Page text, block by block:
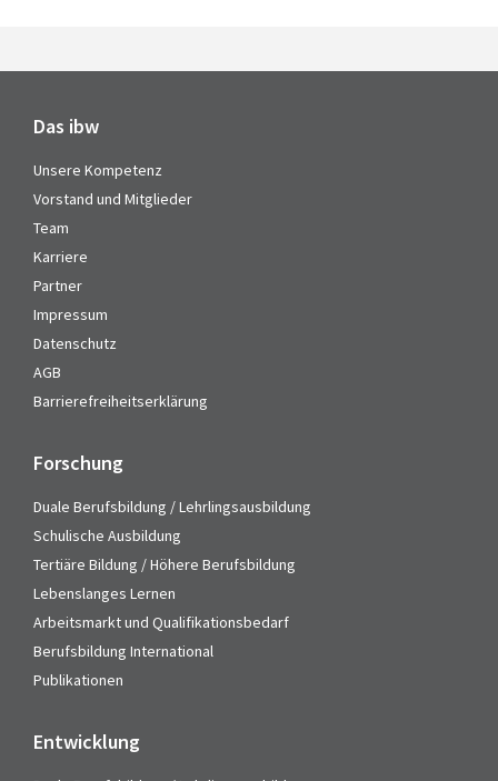
Das ibw
Unsere Kompetenz
Vorstand und Mitglieder
Team
Karriere
Partner
Impressum
Datenschutz
AGB
Barrierefreiheitserklärung
Forschung
Duale Berufsbildung / Lehrlingsausbildung
Schulische Ausbildung
Tertiäre Bildung / Höhere Berufsbildung
Lebenslanges Lernen
Arbeitsmarkt und Qualifikationsbedarf
Berufsbildung International
Publikationen
Entwicklung